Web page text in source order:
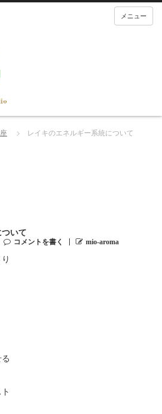
メニュー
レイキのエネルギー系統について
いて
コメントを書く mio-aroma